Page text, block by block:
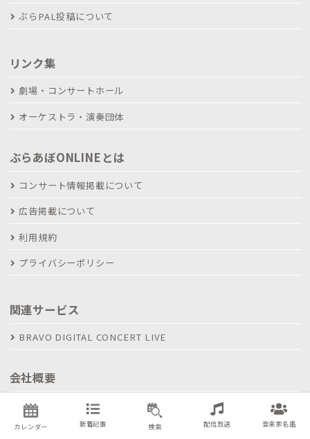
ぶらPAL投稿について
リンク集
劇場・コンサートホール
オーケストラ・演奏団体
ぶらあぼONLINEとは
コンサート情報掲載について
広告掲載について
利用規約
プライバシーポリシー
関連サービス
BRAVO DIGITAL CONCERT LIVE
会社概要
ぶらあぼホールディングス
採用情報
カレンダー 新着記事 検索 配信放送 音楽家名鑑